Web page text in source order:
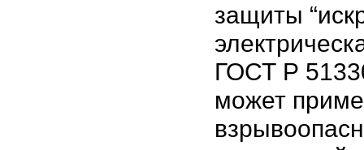
защиты
ГОСТ Р
может